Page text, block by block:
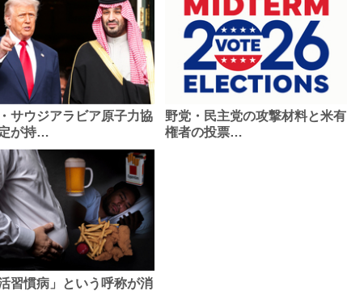
サウジアラビア原子力協
が持…
野党・民主党の攻撃材料と米有
権者の投票…
活習慣病」という呼称が消